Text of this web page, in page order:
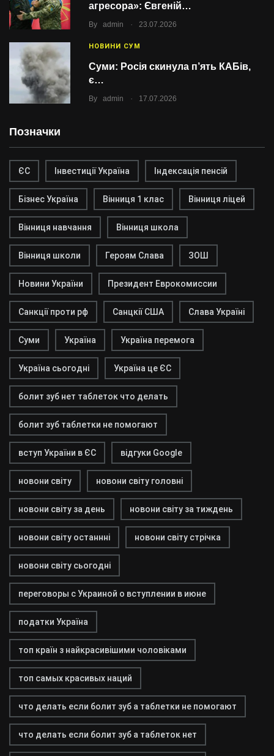
агресора»: Євгеній…
By admin . 23.07.2026
НОВИНИ СУМ
Суми: Росія скинула п’ять КАБів,
є…
By admin . 17.07.2026
Позначки
ЄС Інвестиції Україна Індексація пенсій
Бізнес Україна Вінниця 1 клас Вінниця ліцей
Вінниця навчання Вінниця школа
Вінниця школи Героям Слава ЗОШ
Новини України Президент Еврокомиссии
Санкції проти рф Санцкії США Слава Україні
Суми Україна Україна перемога
Україна сьогодні Україна це ЄС
болит зуб нет таблеток что делать
болит зуб таблетки не помогают
вступ України в ЄС відгуки Google
новони світу новони світу головні
новони світу за день новони світу за тиждень
новони світу останнні новони світу стрічка
новони світу сьогодні
переговоры с Украиной о вступлении в июне
податки Україна
топ країн з найкрасивішими чоловіками
топ самых красивых наций
что делать если болит зуб а таблетки не помогают
что делать если болит зуб а таблеток нет